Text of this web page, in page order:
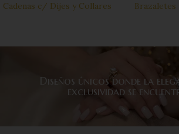
Cadenas c/ Dijes y Collares Brazaletes
Diseños únicos donde la
exclusividad se